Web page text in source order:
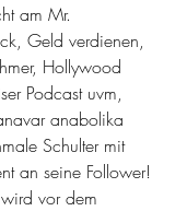
am Mr.
Geld verdienen,
Hollywood
Podcast uvm,
anabolika
Schulter mit
an seine Follower!
vor dem